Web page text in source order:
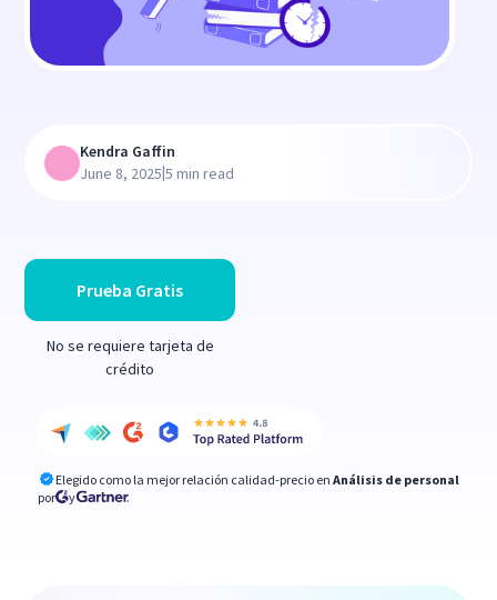
Prueba Gratis
No se requiere tarjeta de
crédito
Elegido como la mejor relación calidad-precio en Análisis de personal
por
y
Kendra Gaffin
June 8, 2025|5 min read